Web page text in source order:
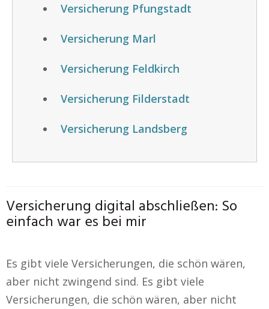
Versicherung Pfungstadt
Versicherung Marl
Versicherung Feldkirch
Versicherung Filderstadt
Versicherung Landsberg
Versicherung digital abschließen: So
einfach war es bei mir
Es gibt viele Versicherungen, die schön wären,
aber nicht zwingend sind. Es gibt viele
Versicherungen, die schön wären, aber nicht